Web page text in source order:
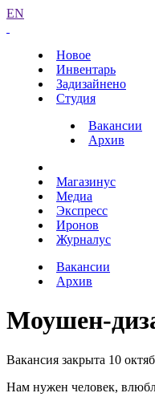
EN
Новое
Инвентарь
Задизайнено
Студия
Вакансии
Архив
Магазинус
Медиа
Экспресс
Иронов
Журналус
Вакансии
Архив
Моушен-
Вакансия закрыта 10
Нам нужен человек,